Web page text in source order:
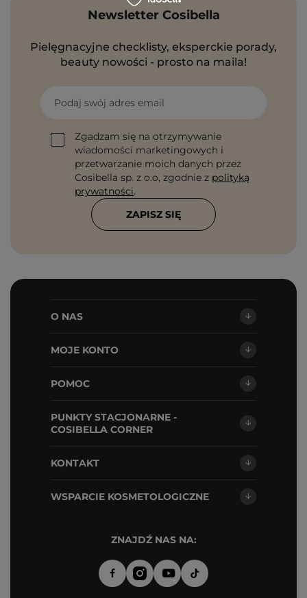
Newsletter Cosibella
Pielęgnacyjne checklisty, eksperckie porady,
beauty nowości - prosto na maila!
Podaj swój adres email
Zgadzam się na otrzymywanie
wiadomości marketingowych i
przetwarzanie moich danych przez
Cosibella sp. z o.o, zgodnie z polityką
prywatności.
ZAPISZ SIĘ
O NAS
MOJE KONTO
POMOC
PUNKTY STACJONARNE -
COSIBELLA CORNER
KONTAKT
WSPARCIE KOSMETOLOGICZNE
ZNAJDŹ NAS NA: